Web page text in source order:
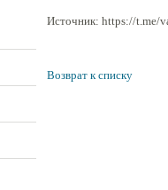
Источник: https://t.me/
Возврат к списку